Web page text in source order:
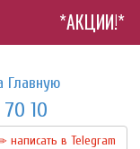
*АКЦИИ!*
10
написать в Telegram